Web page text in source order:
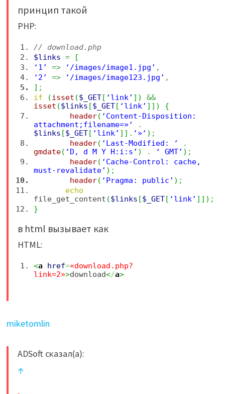
принцип такой
PHP:
// download.php
$links =
[
‘1’
=> ‘/images/image1.jpg’ ,
‘2’
=> ‘/images/image123.jpg’ ,
] ;
if
(isset ($_GET[ ‘link’ ] )
&&
isset ($links [$_GET[ ‘link’ ] ] )
{
header( ‘Content-Disposition:
attachment;filename=»‘
.
$links [$_GET[ ‘link’ ] ] . ‘»‘ ) ;
header( ‘Last-Modified: ‘
.
gmdate( ‘D, d M Y H:i:s’ ) . ‘ GMT’ ) ;
header( ‘Cache-Control: cache,
must-revalidate’ ) ;
header( ‘Pragma: public’ ) ;
echo
file_get_content ($links [$_GET[ ‘link’ ] ] ) ;
}
в html вызывает как
HTML:
<a href=«download.php?
link=2»>download</a>
miketomlin
ADSoft сказал(а):
↑